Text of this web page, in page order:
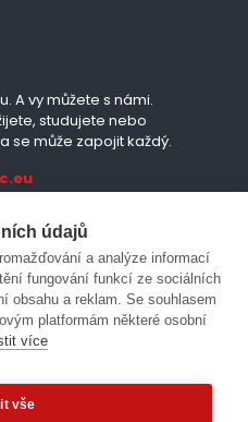
A vy můžete s námi.
studujete nebo
se může zapojit každý.
údajů
a analýze informací
fungování funkcí ze sociálních
obsahu a reklam. Se souhlasem
platformám některé osobní
více
vše